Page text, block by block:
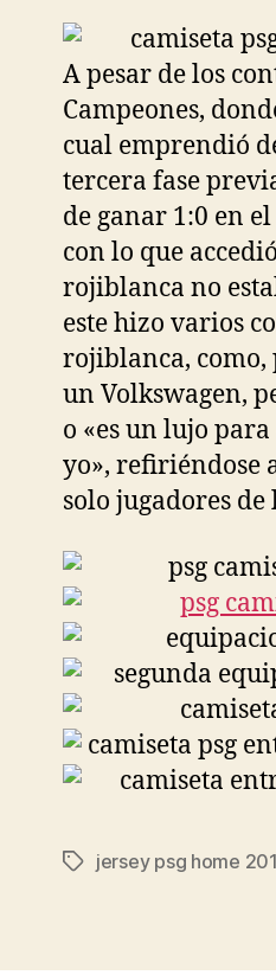
A pesar de los
Campeones,
cual emprendió
tercera fase
de ganar 1:0 en
con lo que
rojiblanca no
este hizo varios
rojiblanca, como,
un Volkswagen,
o «es un lujo
yo», refiriéndose
solo jugadores
Etiquetas
jersey psg home